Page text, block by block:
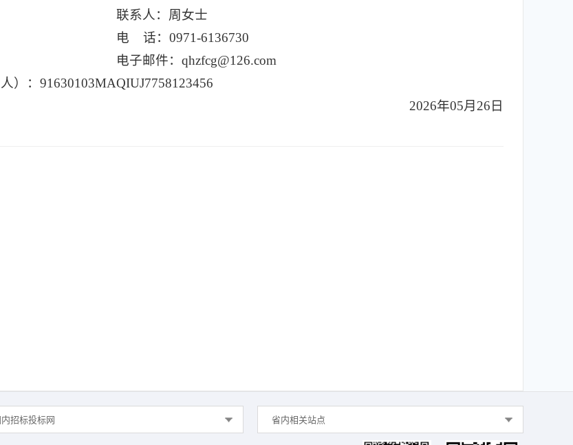
联系人：周女士
电 话：0971-6136730
电子邮件：qhzfcg@126.com
）：91630103MAQIUJ7758123456
2026年05月26日
内招标投标网 省内相关站点